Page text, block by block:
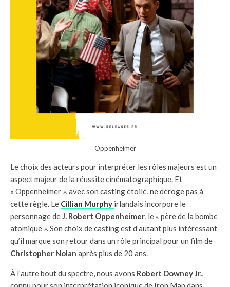
Oppenheimer
Le choix des acteurs pour interpréter les rôles majeurs est un
aspect majeur de la réussite cinématographique. Et
« Oppenheimer », avec son casting étoilé, ne déroge pas à
cette règle. Le Cillian Murphy irlandais incorpore le
personnage deJ. Robert Oppenheimer, le « père de la bombe
atomique ». Son choix de casting est d’autant plus intéressant
qu’il marque son retour dans un rôle principal pour un film de
Christopher Nolan après plus de 20 ans.
À l’autre bout du spectre, nous avons Robert Downey Jr.,